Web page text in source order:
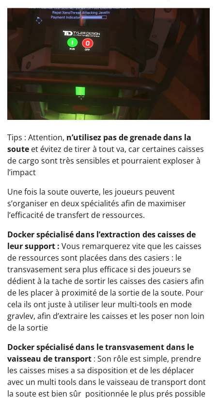
Tips : Attention, n’utilisez pas de grenade dans la
soute et évitez de tirer à tout va, car certaines caisses
de cargo sont très sensibles et pourraient exploser à
l’impact
Une fois la soute ouverte, les joueurs peuvent
s’organiser en deux spécialités afin de maximiser
l’efficacité de transfert de ressources.
Docker spécialisé dans l’extraction des caisses de
leur support : Vous remarquerez vite que les caisses
de ressources sont placées dans des casiers : le
transvasement sera plus efficace si des joueurs se
dédient à la tache de sortir les caisses des casiers afin
de les placer à proximité de la sortie de la soute. Pour
cela ils ont juste à utiliser leur multi-tools en mode
gravlev, afin d’extraire les caisses et les poser non loin
de la sortie
Docker spécialisé dans le transvasement dans le
vaisseau de transport : Son rôle est simple, prendre
les caisses mises a sa disposition et de les déplacer
avec un multi tools dans le vaisseau de transport dont
la soute est bien sûr positionnée le plus prés possible